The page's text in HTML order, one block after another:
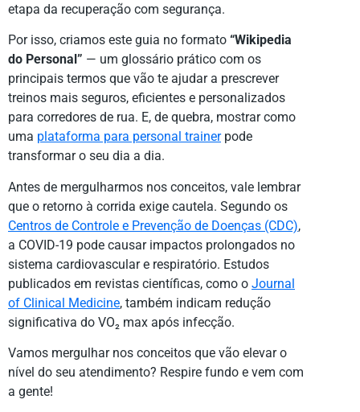
etapa da recuperação com segurança.
Por isso, criamos este guia no formato “Wikipedia
do Personal” — um glossário prático com os
principais termos que vão te ajudar a prescrever
treinos mais seguros, eficientes e personalizados
para corredores de rua. E, de quebra, mostrar como
uma plataforma para personal trainerpode
transformar o seu dia a dia.
Antes de mergulharmos nos conceitos, vale lembrar
que o retorno à corrida exige cautela. Segundo os
Centros de Controle e Prevenção de Doenças (CDC),
a COVID-19 pode causar impactos prolongados no
sistema cardiovascular e respiratório. Estudos
publicados em revistas científicas, como o Journal
of Clinical Medicine, também indicam redução
significativa do VO₂ max após infecção.
Vamos mergulhar nos conceitos que vão elevar o
nível do seu atendimento? Respire fundo e vem com
a gente!